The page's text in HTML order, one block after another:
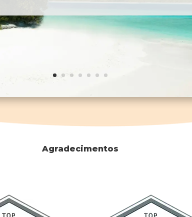
Agradecimentos